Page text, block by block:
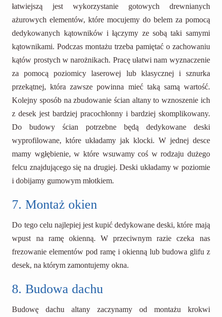
łatwiejszą jest wykorzystanie gotowych drewnianych
ażurowych elementów, które mocujemy do belem za pomocą
dedykowanych kątowników i łączymy ze sobą taki samymi
kątownikami. Podczas montażu trzeba pamiętać o zachowaniu
kątów prostych w narożnikach. Pracę ułatwi nam wyznaczenie
za pomocą poziomicy laserowej lub klasycznej i sznurka
przekątnej, która zawsze powinna mieć taką samą wartość.
Kolejny sposób na zbudowanie ścian altany to wznoszenie ich
z desek jest bardziej pracochłonny i bardziej skomplikowany.
Do budowy ścian potrzebne będą dedykowane deski
wyprofilowane, które układamy jak klocki. W jednej desce
mamy wgłębienie, w które wsuwamy coś w rodzaju dużego
felcu znajdującego się na drugiej. Deski układamy w poziomie
i dobijamy gumowym młotkiem.
7. Montaż okien
Do tego celu najlepiej jest kupić dedykowane deski, które mają
wpust na ramę okienną. W przeciwnym razie czeka nas
frezowanie elementów pod ramę i okienną lub budowa glifu z
desek, na którym zamontujemy okna.
8. Budowa dachu
Budowę dachu altany zaczynamy od montażu krokwi